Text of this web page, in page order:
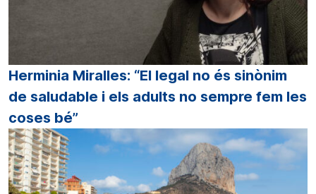
Herminia Miralles: “El legal no és sinònim
de saludable i els adults no sempre fem les
coses bé”